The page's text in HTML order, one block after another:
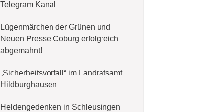
Telegram Kanal
Lügenmärchen der Grünen und
Neuen Presse Coburg erfolgreich
abgemahnt!
„Sicherheitsvorfall“ im Landratsamt
Hildburghausen
Heldengedenken in Schleusingen